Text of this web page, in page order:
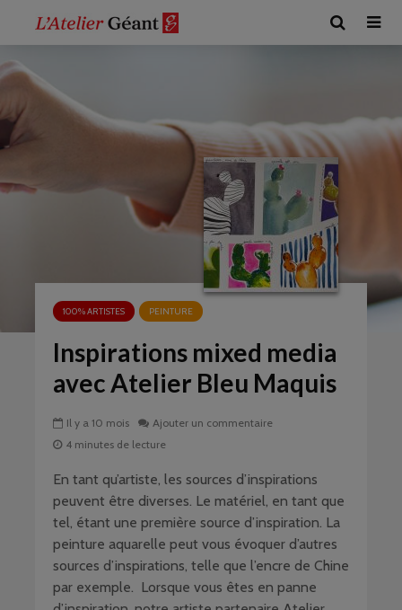
100% ARTISTES PEINTURE
Inspirations mixed media
avec Atelier Bleu Maquis
Il y a 10 mois
Ajouter un commentaire
4 minutes de lecture
En tant qu’artiste, les sources d’inspirations
peuvent être diverses. Le matériel, en tant que
tel, étant une première source d’inspiration. La
peinture aquarelle peut vous évoquer d’autres
sources d’inspirations, telle que l’encre de Chine
par exemple. Lorsque vous êtes en panne